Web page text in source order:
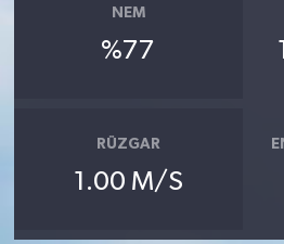
NEM
%77
RÜZGAR
1.00 M/S